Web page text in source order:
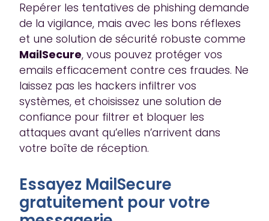
Repérer les tentatives de phishing demande
de la vigilance, mais avec les bons réflexes
et une solution de sécurité robuste comme
MailSecure, vous pouvez protéger vos
emails efficacement contre ces fraudes. Ne
laissez pas les hackers infiltrer vos
systèmes, et choisissez une solution de
confiance pour filtrer et bloquer les
attaques avant qu’elles n’arrivent dans
votre boîte de réception.
Essayez MailSecure
gratuitement pour votre